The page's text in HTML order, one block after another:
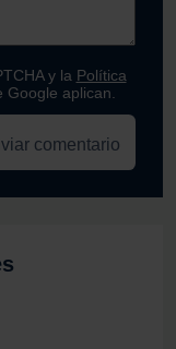
y la Política
Google aplican.
comentario